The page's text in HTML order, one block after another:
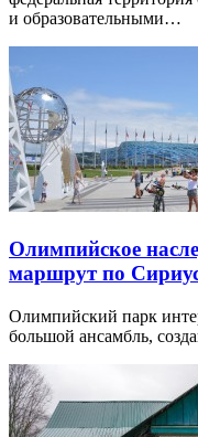
и образовательными…
Олимпийское
маршрут по
Олимпийский парк
большой ансамбль,